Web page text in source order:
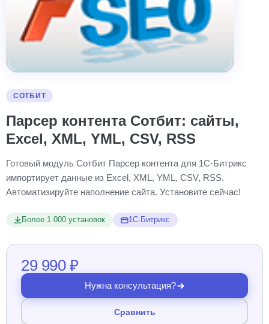
СОТБИТ
Парсер контента Сотбит: сайты,
Excel, XML, YML, CSV, RSS
Готовый модуль Сотбит Парсер контента для 1С-Битрикс
импортирует данные из Excel, XML, YML, CSV, RSS.
Автоматизируйте наполнение сайта. Установите сейчас!
Более 1 000 установок 1С-Битрикс
29 990 ₽
Нужна консультация?
Сравнить